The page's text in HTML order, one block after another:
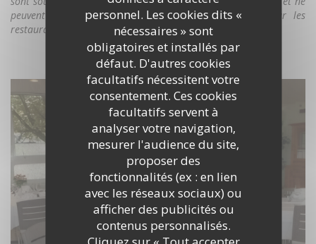
personnel. Les cookies dits «
nécessaires » sont
obligatoires et installés par
défaut. D'autres cookies
facultatifs nécessitent votre
consentement. Ces cookies
facultatifs servent à
analyser votre navigation,
mesurer l'audience du site,
proposer des
fonctionnalités (ex : en lien
avec les réseaux sociaux) ou
afficher des publicités ou
contenus personnalisés.
peuvent donc pas correspondre aux tarifs pratiqués par les
restaurants privés. »
DÉCOUVRIR LE LIEU